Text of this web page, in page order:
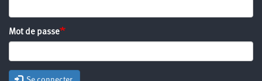
Mot de passe